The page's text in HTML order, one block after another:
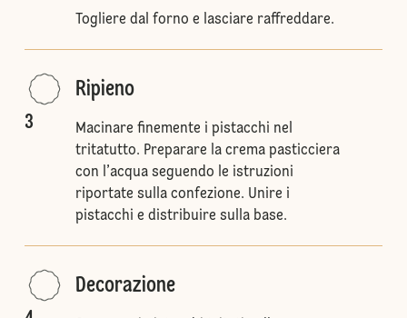
Togliere dal forno e lasciare raffreddare.
3
Ripieno
Macinare finemente i pistacchi nel
tritatutto. Preparare la crema pasticciera
con l’acqua seguendo le istruzioni
riportate sulla confezione. Unire i
pistacchi e distribuire sulla base.
Decorazione